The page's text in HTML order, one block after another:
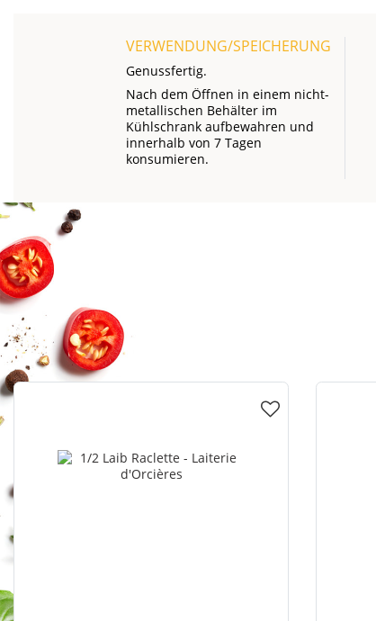
VERWENDUNG/SPEICHERUNG
Genussfertig.
Nach dem Öffnen in einem nicht-
metallischen Behälter im
Kühlschrank aufbewahren und
innerhalb von 7 Tagen
konsumieren.